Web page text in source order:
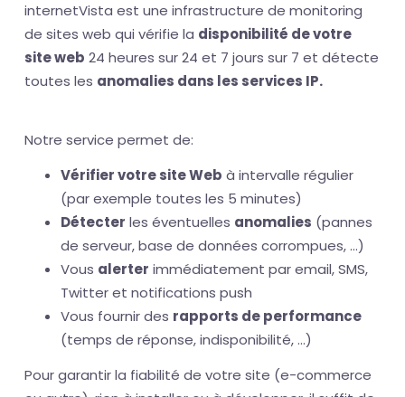
internetVista est une infrastructure de monitoring
de sites web qui vérifie la disponibilité de votre
site web 24 heures sur 24 et 7 jours sur 7 et détecte
toutes les anomalies dans les services IP.
Notre service permet de:
Vérifier votre site Web à intervalle régulier
(par exemple toutes les 5 minutes)
Détecter les éventuelles anomalies (pannes
de serveur, base de données corrompues, ...)
Vous alerter immédiatement par email, SMS,
Twitter et notifications push
Vous fournir des rapports de performance
(temps de réponse, indisponibilité, ...)
Pour garantir la fiabilité de votre site (e-commerce